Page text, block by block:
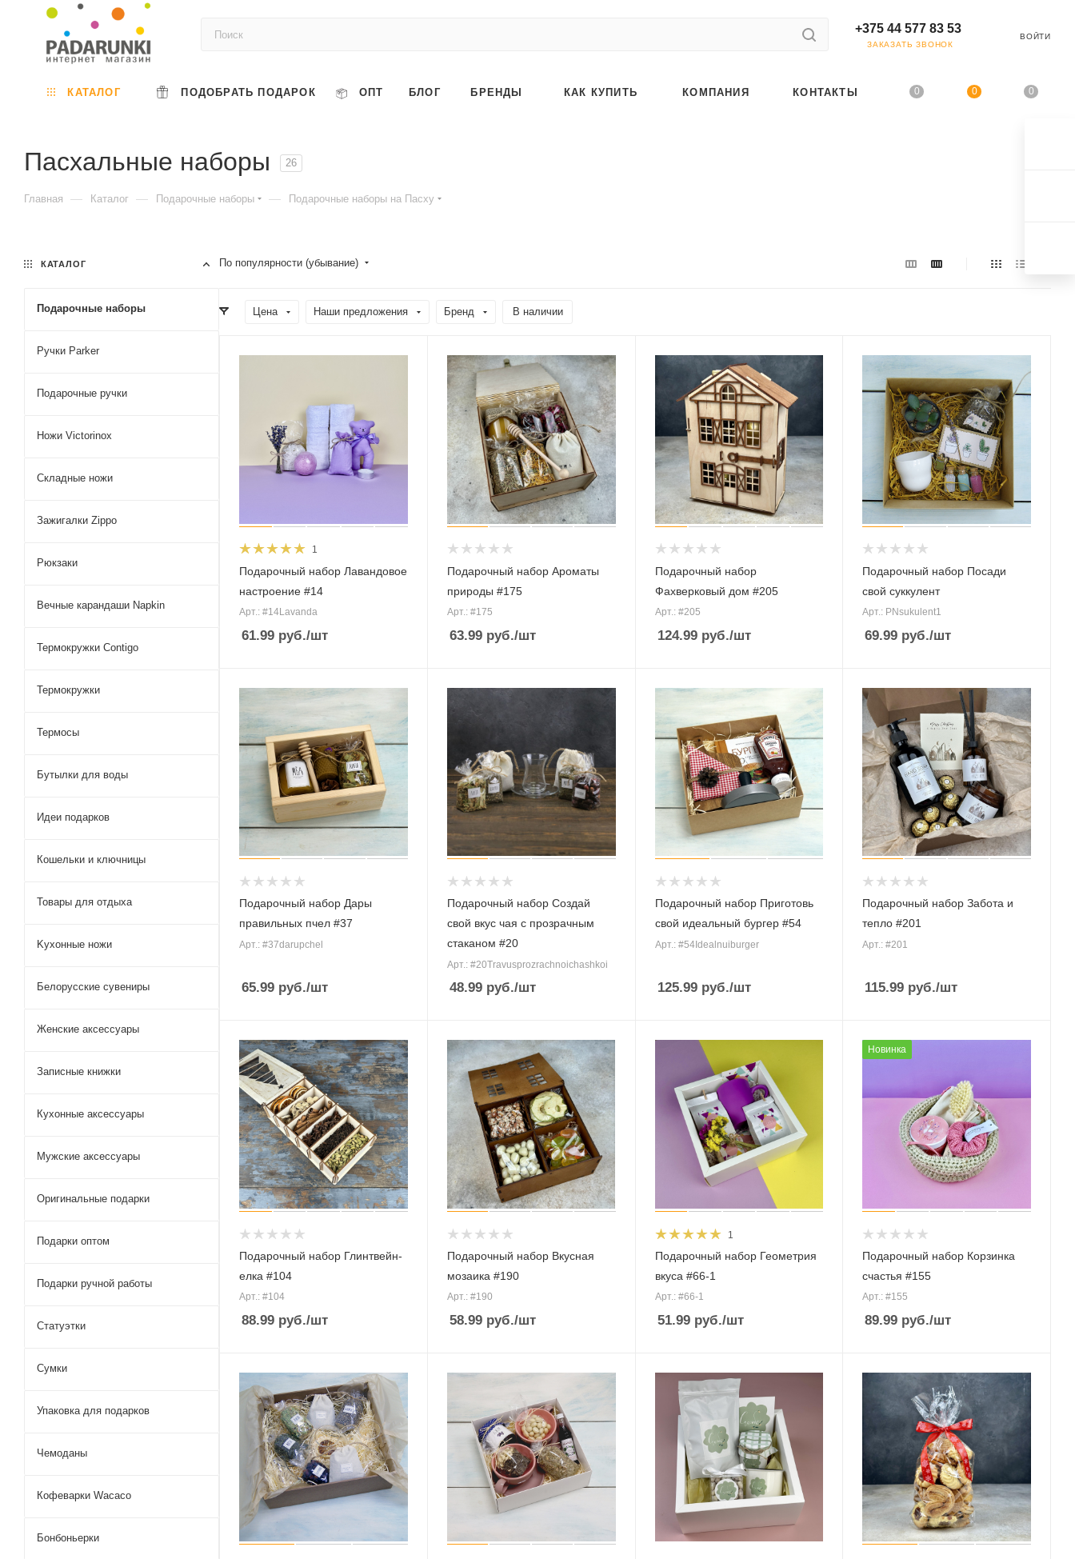
+375 44 577 83 53
ЗАКАЗАТЬ ЗВОНОК
ВОЙТИ
0 0 0
КАТАЛОГ ПОДОБРАТЬ ПОДАРОК ОПТ БЛОГ БРЕНДЫ КАК КУПИТЬ КОМПАНИЯ КОНТАКТЫ
Пасхальные наборы 26
Главная — Каталог — Подарочные наборы — Подарочные наборы на Пасху
По популярности (убывание)
Цена Наши предложения Бренд В наличии
1
Подарочный набор Лавандовое
настроение #14
Арт.: #14Lavanda
61.99 руб./шт
Подарочный набор Ароматы
природы #175
Арт.: #175
63.99руб./шт
Подарочный набор
Фахверковый дом #205
Арт.: #205
124.99руб./шт
Подарочный набор Посади
свой суккулент
Арт.: PNsukulent1
69.99 руб./шт
Подарочный набор Дары
правильных пчел #37
Арт.: #37darupchel
65.99 руб./шт
Подарочный набор Создай
свой вкус чая с прозрачным
стаканом #20
Арт.: #20Travusprozrachnoichashkoi
48.99руб./шт
Подарочный набор Приготовь
свой идеальный бургер #54
Арт.: #54Idealnuiburger
125.99руб./шт
Подарочный набор Забота и
тепло #201
Арт.: #201
115.99 руб./шт
Подарочный набор Глинтвейн-
елка #104
Арт.: #104
88.99 руб./шт
Подарочный набор Вкусная
мозаика #190
Арт.: #190
58.99руб./шт
1
Подарочный набор Геометрия
вкуса #66-1
Арт.: #66-1
51.99руб./шт
Новинка
Подарочный набор Корзинка
счастья #155
Арт.: #155
89.99 руб./шт
КАТАЛОГ
Подарочные наборы
Ручки Parker
Подарочные ручки
Ножи Victorinox
Складные ножи
Зажигалки Zippo
Рюкзаки
Вечные карандаши Napkin
Термокружки Contigo
Термокружки
Термосы
Бутылки для воды
Идеи подарков
Кошельки и ключницы
Товары для отдыха
Kухонные ножи
Белорусские сувениры
Женские аксессуары
Записные книжки
Кухонные аксессуары
Мужские аксессуары
Оригинальные подарки
Подарки оптом
Подарки ручной работы
Статуэтки
Сумки
Упаковка для подарков
Чемоданы
Кофеварки Wacaco
Бонбоньерки